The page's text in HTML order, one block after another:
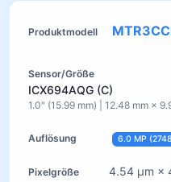
ICX694AQG (C)
1.0" (15.99 mm) | 12.48 mm ×
6.0 MP
4.54 µm ×